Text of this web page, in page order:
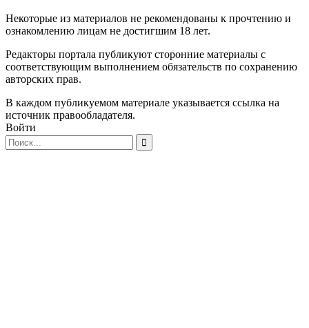
Некоторые из материалов не рекомендованы к прочтению и
ознакомлению лицам не достигшим 18 лет.
Редакторы портала публикуют сторонние материалы с
соответствующим выполнением обязательств по сохранению
авторских прав.
В каждом публикуемом материале указывается ссылка на
источник правообладателя.
Войти